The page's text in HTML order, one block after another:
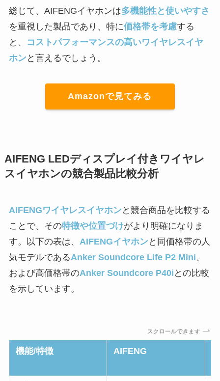
総じて、AIFENGイヤホンは多機能性と使いやすさ
を重視した製品であり、特に価格帯を考慮する
と、
コストパフォーマンスの高いワイヤレスイヤ
ホン と言えるでしょう。
Amazonで見てみる
AIFENG LEDディスプレイ付きワイヤレ
スイヤホンの競合製品比較分析
AIFENGワイヤレスイヤホン と競合商品を比較する
ことで、その特徴や位置づけがより明確になりま
す。以下の表は、 AIFENGイヤホン と同価格帯の人
気モデルであるAnker Soundcore Life P2 Mini、
および高価格帯のAnker Soundcore P40i との比較
を示しています。
スクロールできます
機能/特徴 AIFENG